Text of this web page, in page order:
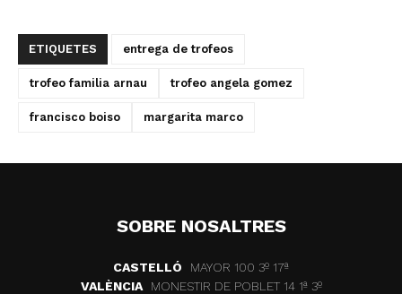
ETIQUETES entrega de trofeos
trofeo familia arnau trofeo angela gomez
francisco boiso margarita marco
SOBRE NOSALTRES
CASTELLÓ
MAYOR 100 3º 17ª
VALÈNCIA
MONESTIR DE POBLET 14 1ª 3º